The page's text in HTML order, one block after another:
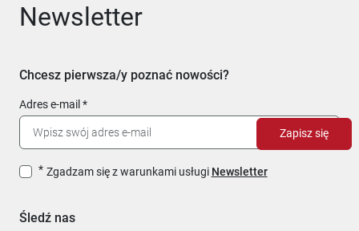
Newsletter
Chcesz pierwsza/y poznać nowości?
Adres e-mail
Zgadzam się z warunkami usługi Newsletter
Zapisz się
Śledź nas